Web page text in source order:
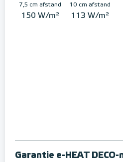
7,5 cm afstand
150 W/m²
10 cm afstand
113 W/m²
Garantie e-HEAT